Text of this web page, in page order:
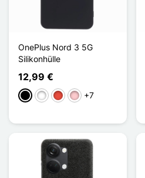
OnePlus Nord 3 5G
Silikonhülle
12,99 €
Schwarz
WeißRot Pink+7